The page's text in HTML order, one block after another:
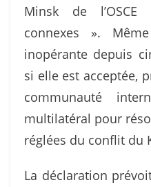
Minsk de
connexes ».
inopérante depuis
si elle est acceptée,
communauté
multilatéral pour
réglées du conflit du
La déclaration